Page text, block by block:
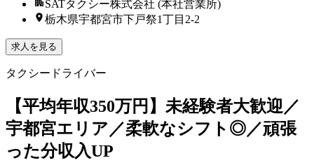
SATタクシー株式会社 (本社営業所)
栃木県宇都宮市下戸祭1丁目2-2
求人を見る
タクシードライバー
【平均年収350万円】未経験者大歓迎／
宇都宮エリア／柔軟なシフト◎／頑張
った分収入UP